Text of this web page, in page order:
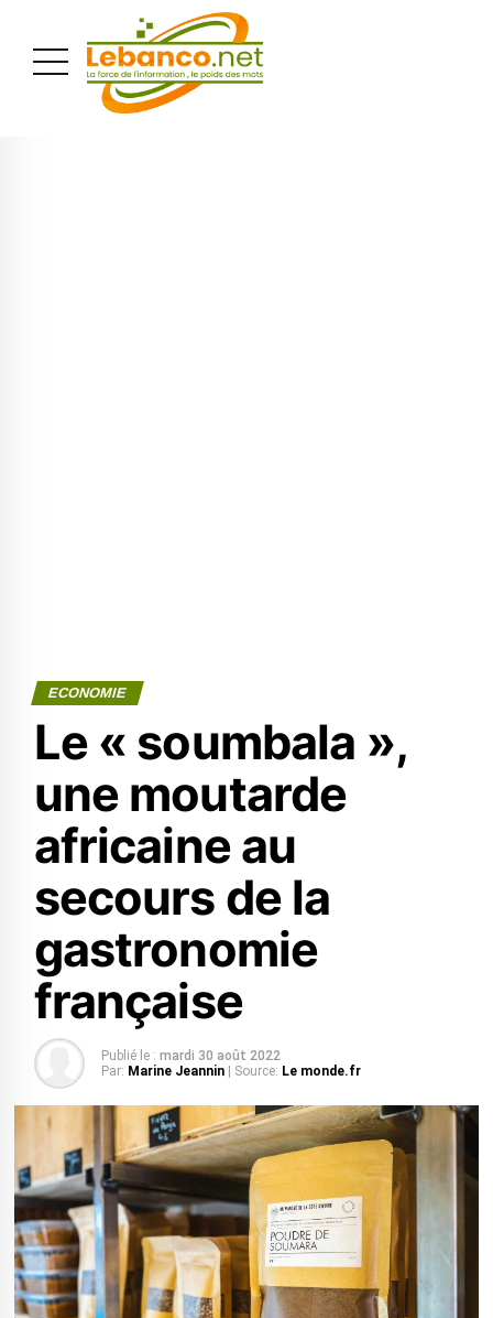
ECONOMIE
Le « soumbala »,
une moutarde
africaine au
secours de la
gastronomie
française
Publié le : mardi 30 août 2022
Par: Marine Jeannin | Source: Le monde.fr